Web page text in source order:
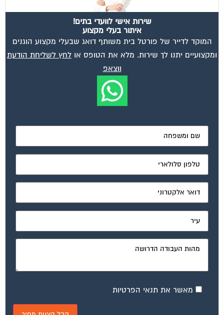
שירות אישי לוועדי בתים!
איתור בעלי מקצוע
המוקד לדייר של פורטל בית משותף דואג שבעלי מקצוע הוגנים
ומקצועיים יתנו לך שירות. מלא את הטופס או לחץ לשליחת הודעת
ווצאפ
מאשר את תנאי הפרטיות